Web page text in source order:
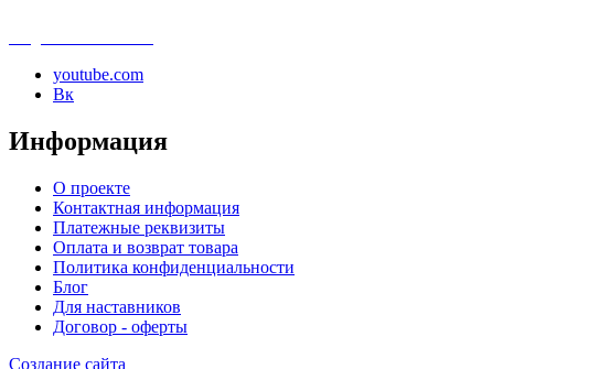
youtube.com
Вк
Информация
О проекте
Контактная информация
Платежные реквизиты
Оплата и возврат товара
Политика конфиденциальности
Блог
Для наставников
Договор - оферты
Создание сайта